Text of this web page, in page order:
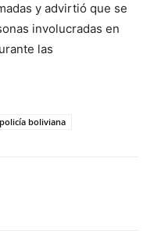
y advirtió que se
involucradas en
las
policía boliviana